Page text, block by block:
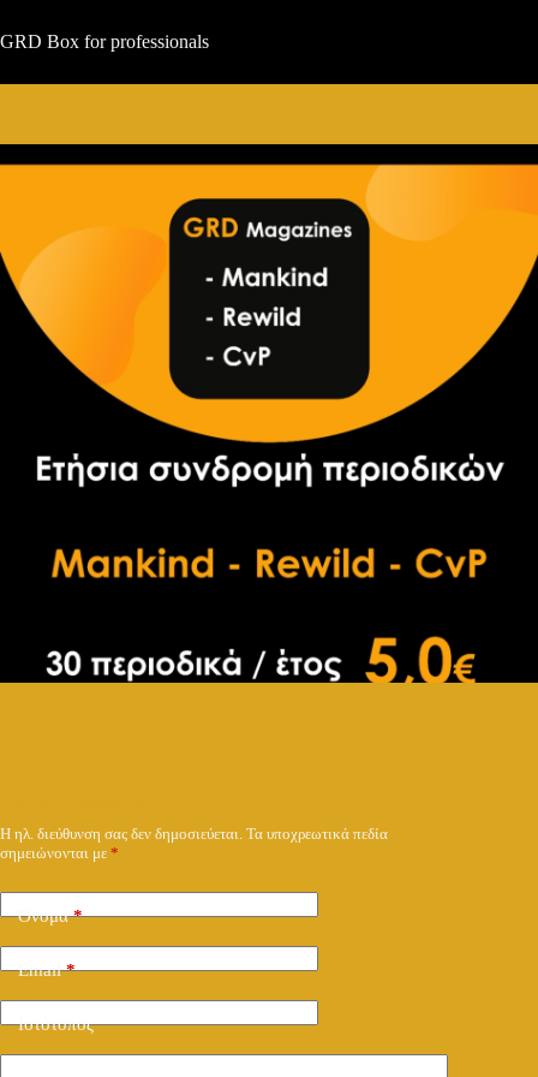
στο
περιεχόμενο
GRD Box for professionals
Η ηλ. διεύθυνση σας δεν δημοσιεύεται. Τα υποχρεωτικά πεδία
σημειώνονται με *
Όνομα*
Email*
Ιστότοπος